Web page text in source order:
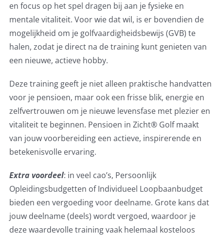
en focus op het spel dragen bij aan je fysieke en
mentale vitaliteit. Voor wie dat wil, is er bovendien de
mogelijkheid om je golfvaardigheidsbewijs (GVB) te
halen, zodat je direct na de training kunt genieten van
een nieuwe, actieve hobby.
Deze training geeft je niet alleen praktische handvatten
voor je pensioen, maar ook een frisse blik, energie en
zelfvertrouwen om je nieuwe levensfase met plezier en
vitaliteit te beginnen. Pensioen in Zicht® Golf maakt
van jouw voorbereiding een actieve, inspirerende en
betekenisvolle ervaring.
Extra voordeel: in veel cao’s, Persoonlijk
Opleidingsbudgetten of Individueel Loopbaanbudget
bieden een vergoeding voor deelname. Grote kans dat
jouw deelname (deels) wordt vergoed, waardoor je
deze waardevolle training vaak helemaal kosteloos